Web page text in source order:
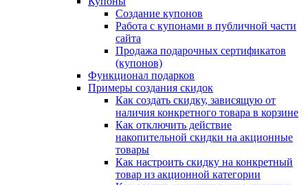
Создание купонов
Работа с купонами в публичной части
сайта
Продажа подарочных сертификатов
(купонов)
Функционал подарков
Примеры создания скидок
Как создать скидку, зависящую от
наличия конкретного товара в корзине
Как отключить действие
накопительной скидки на акционные
товары
Как настроить скидку на конкретный
товар из акционной категории